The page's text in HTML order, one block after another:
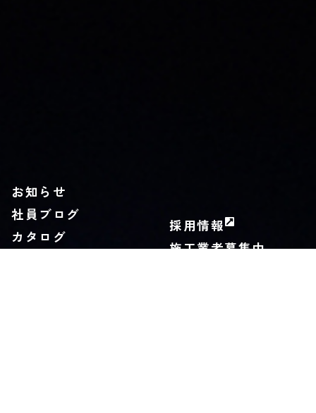
お知らせ
社員ブログ
カタログ
採用情報
施工業者募集中